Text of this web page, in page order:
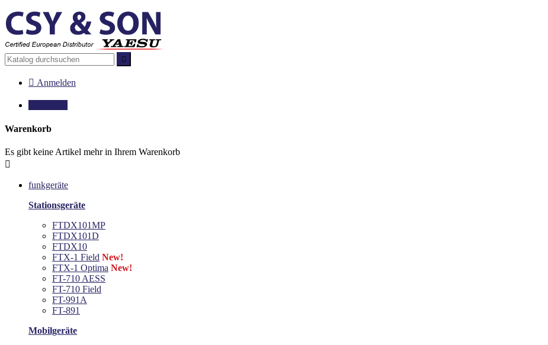

 Anmelden
Warenkorb
Es gibt keine Artikel mehr in Ihrem Warenkorb

funkgeräte
Stationsgeräte
FTDX101MP
FTDX101D
FTDX10
FTX-1 Field New!
FTX-1 Optima New!
FT-710 AESS
FT-710 Field
FT-991A
FT-891
Mobilgeräte